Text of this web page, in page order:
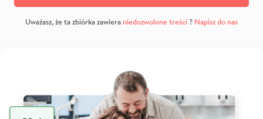
Uważasz, że ta zbiórka zawiera niedozwolone treści? Napisz do nas